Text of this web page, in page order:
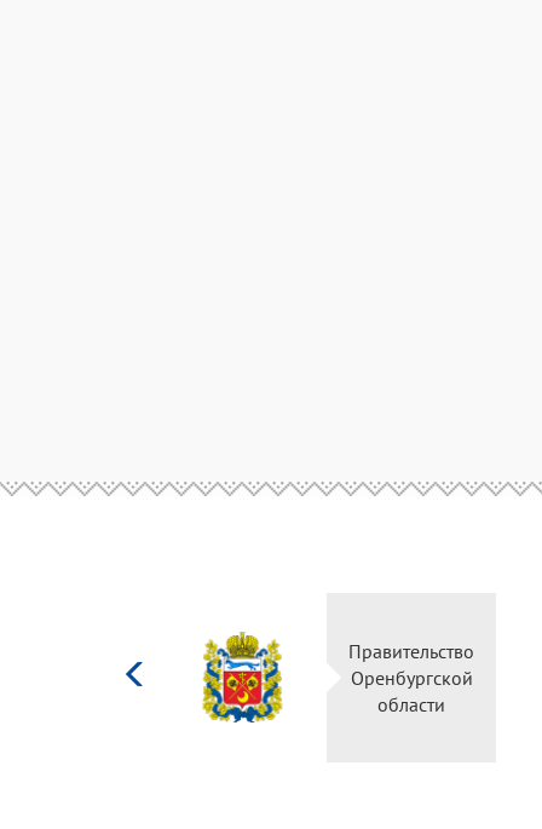
Правительство
Оренбургской
области